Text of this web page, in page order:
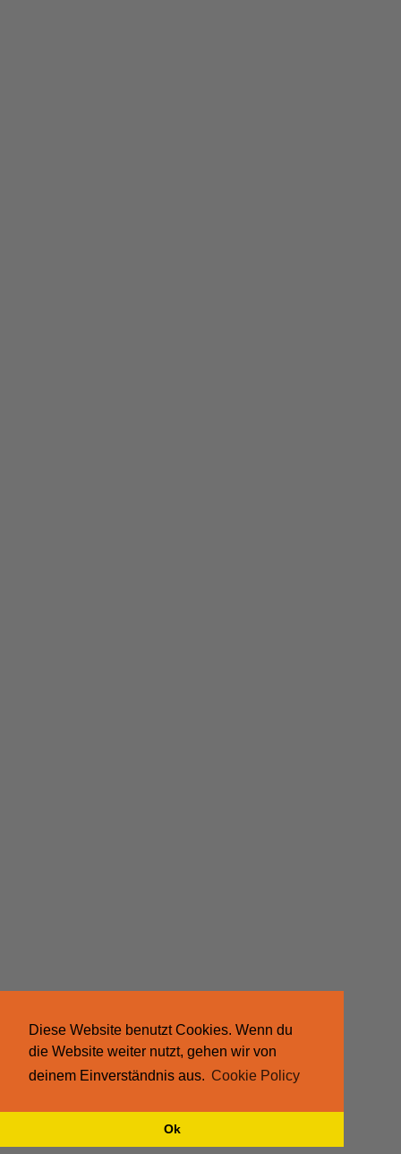
Diese Website benutzt Cookies. Wenn du
die Website weiter nutzt, gehen wir von
deinem Einverständnis aus. Cookie Policy
Ok